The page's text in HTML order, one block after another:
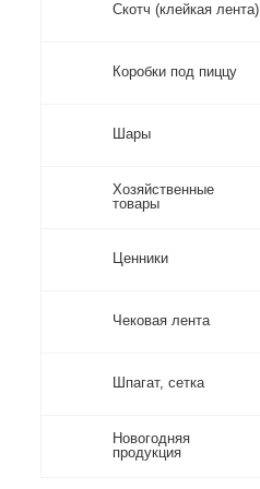
Скотч (клейкая лента)
Коробки под пиццу
Шары
Хозяйственные
товары
Ценники
Чековая лента
Шпагат, сетка
Новогодняя
продукция